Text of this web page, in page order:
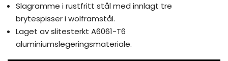
Slagramme i rustfritt stål med innlagt tre
brytespisser i wolframstål.
Laget av slitesterkt A6061-T6
aluminiumslegeringsmateriale.